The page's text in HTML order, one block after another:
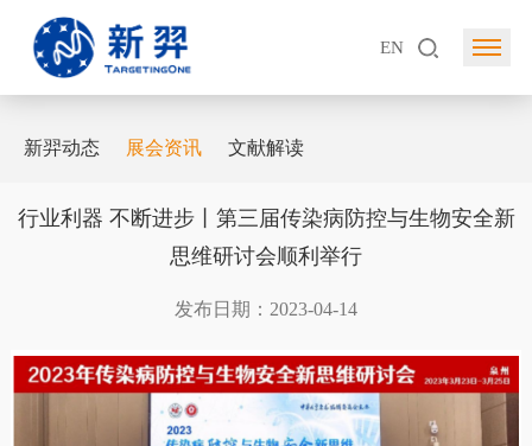
EN
新羿动态 展会资讯 文献解读
行业利器 不断进步丨第三届传染病防控与生物安全新
思维研讨会顺利举行
发布日期：2023-04-14